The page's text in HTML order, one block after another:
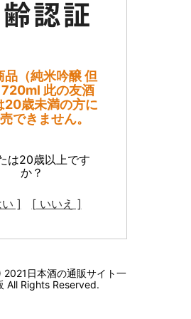
品（純米吟醸 但
720ml 此の友酒
20歳未満の方に
できません。
は20歳以上です
か？
] [ いいえ ]
日本酒の通販サイト一
All Rights Reserved.